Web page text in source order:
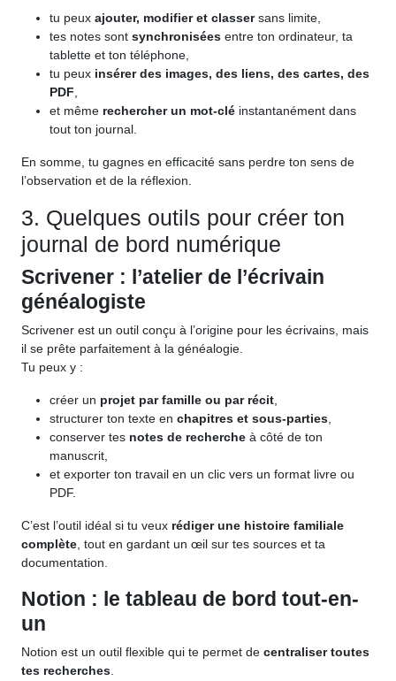
tu peux ajouter, modifier et classersans limite,
tes notes sont synchronisées entre ton ordinateur, ta
tablette et ton téléphone,
tu peux insérer des images, des liens, des cartes, des
PDF
et même rechercher un mot-clé instantanément dans
tout ton journal.
En somme, tu gagnes en efficacité sans perdre ton sens de
l’observation et de la réflexion.
3. Quelques outils pour créer ton
journal de bord numérique
Scrivener : l’atelier de l’écrivain
généalogiste
Scrivener est un outil conçu à l’origine pour les écrivains, mais
il se prête parfaitement à la généalogie.
Tu peux y :
créer un projet par famille ou par récit
structurer ton texte en chapitres et sous-parties
conserver tes notes de recherche à côté de ton
manuscrit,
et exporter ton travail en un clic vers un format livre ou
PDF.
C’est l’outil idéal si tu veux rédiger une histoire familiale
complète , tout en gardant un œil sur tes sources et ta
documentation.
Notion : le tableau de bord tout-en-
un
Notion est un outil flexible qui te permet de centraliser toutes
tes recherches